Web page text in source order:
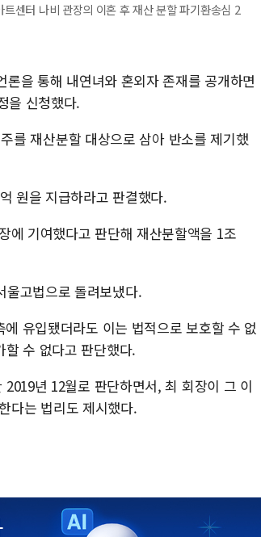
센터 나비 관장의 이혼 후 재산 분할 파기환송심 2
을 통해 내연녀와 혼외자 존재를 공개하면
을 신청했다.
를 재산분할 대상으로 삼아 반소를 제기했
원을 지급하라고 판결했다.
에 기여했다고 판단해 재산분할액을 1조
울고법으로 돌려보냈다.
유입됐더라도 이는 법적으로 보호할 수 없
수 없다고 판단했다.
년 12월로 판단하면서, 최 회장이 그 이
다는 법리도 제시했다.